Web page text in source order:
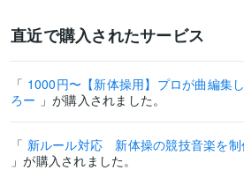
直近で購入されたサービス
「 1000円〜【新体操用】プロが曲編集
ろー 」が購入されました。
「 新ルール対応 新体操の競技音楽を制
」が購入されました。